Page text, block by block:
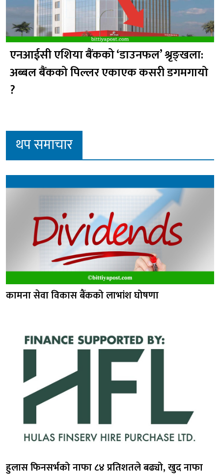
एनआईसी एशिया बैंकको ‘डाउनफल’ श्रृङ्खला:
अब्बल बैंकको पिल्लर एकाएक कसरी डगमगायो
?
थप समाचार
कामना सेवा विकास बैंकको लाभांश घोषणा
हुलास फिनसर्भको नाफा ८४ प्रतिशतले बढ्यो, खुद नाफा